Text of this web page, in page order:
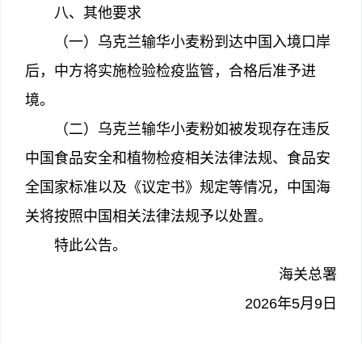
八、其他要求
（一）乌克兰输华小麦粉到达中国入境口岸
后，中方将实施检验检疫监管，合格后准予进
境。
（二）乌克兰输华小麦粉如被发现存在违反
中国食品安全和植物检疫相关法律法规、食品安
全国家标准以及《议定书》规定等情况，中国海
关将按照中国相关法律法规予以处置。
特此公告。
海关总署
2026年5月9日